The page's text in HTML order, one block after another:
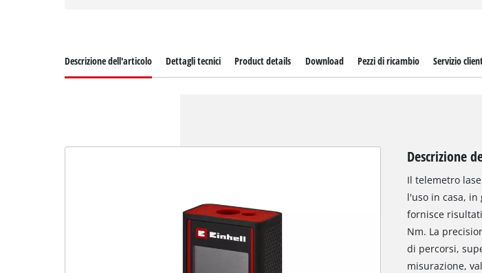
Descrizione dell'articolo Dettagli tecnici Product details Download Pezzi di ricambio Servizio
Descrizione
Il telemetro
l'uso in casa,
fornisce
Nm. La
di percorsi,
misurazione,